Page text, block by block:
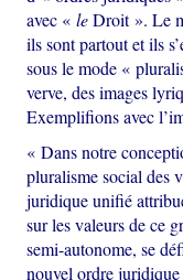
avec «leDroit ». Le
ils sont partout et ils
sous le mode «
verve, des images
Exemplifions avec
« Dans notre
pluralisme social des
juridique unifié
sur les valeurs de ce
semi-autonome, se
nouvel ordre